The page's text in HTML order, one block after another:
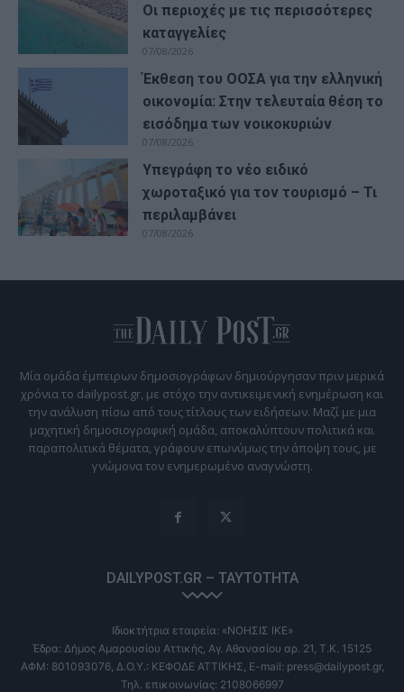
Οι περιοχές με τις περισσότερες
καταγγελίες
07/08/2026
Έκθεση του ΟΟΣΑ για την ελληνική
οικονομία: Στην τελευταία θέση το
εισόδημα των νοικοκυριών
07/08/2026
Υπεγράφη το νέο ειδικό
χωροταξικό για τον τουρισμό – Τι
περιλαμβάνει
07/08/2026
Μία ομάδα έμπειρων δημοσιογράφων δημιούργησαν πριν μερικά
χρόνια το dailypost.gr, με στόχο την αντικειμενική ενημέρωση και
την ανάλυση πίσω από τους τίτλους των ειδήσεων. Μαζί με μια
μαχητική δημοσιογραφική ομάδα, αποκαλύπτουν πολιτικά και
παραπολιτικά θέματα, γράφουν επωνύμως την άποψη τους, με
γνώμονα τον ενημερωμένο αναγνώστη.
DAILYPOST.GR – ΤΑΥΤΌΤΗΤΑ
Ιδιοκτήτρια εταιρεία: «ΝΟΗΣΙΣ ΙΚΕ»
Έδρα: Δήμος Αμαρουσίου Αττικής, Αγ. Αθανασίου αρ. 21, Τ.Κ. 15125
ΑΦΜ: 801093076, Δ.Ο.Υ.: ΚΕΦΟΔΕ ΑΤΤΙΚΗΣ, E-mail: press@dailypost.gr,
Τηλ. επικοινωνίας: 2108066997